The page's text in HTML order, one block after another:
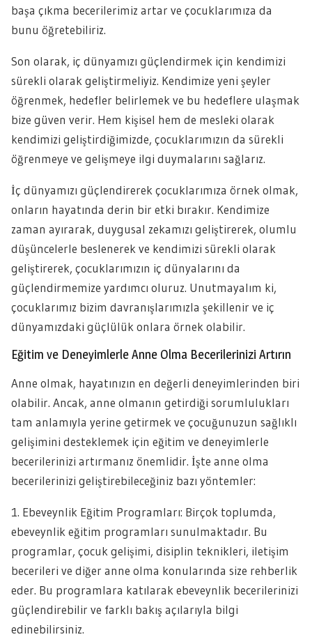
başa çıkma becerilerimiz artar ve çocuklarımıza da
bunu öğretebiliriz.
Son olarak, iç dünyamızı güçlendirmek için kendimizi
sürekli olarak geliştirmeliyiz. Kendimize yeni şeyler
öğrenmek, hedefler belirlemek ve bu hedeflere ulaşmak
bize güven verir. Hem kişisel hem de mesleki olarak
kendimizi geliştirdiğimizde, çocuklarımızın da sürekli
öğrenmeye ve gelişmeye ilgi duymalarını sağlarız.
İç dünyamızı güçlendirerek çocuklarımıza örnek olmak,
onların hayatında derin bir etki bırakır. Kendimize
zaman ayırarak, duygusal zekamızı geliştirerek, olumlu
düşüncelerle beslenerek ve kendimizi sürekli olarak
geliştirerek, çocuklarımızın iç dünyalarını da
güçlendirmemize yardımcı oluruz. Unutmayalım ki,
çocuklarımız bizim davranışlarımızla şekillenir ve iç
dünyamızdaki güçlülük onlara örnek olabilir.
Eğitim ve Deneyimlerle Anne Olma Becerilerinizi Artırın
Anne olmak, hayatınızın en değerli deneyimlerinden biri
olabilir. Ancak, anne olmanın getirdiği sorumlulukları
tam anlamıyla yerine getirmek ve çocuğunuzun sağlıklı
gelişimini desteklemek için eğitim ve deneyimlerle
becerilerinizi artırmanız önemlidir. İşte anne olma
becerilerinizi geliştirebileceğiniz bazı yöntemler:
1. Ebeveynlik Eğitim Programları: Birçok toplumda,
ebeveynlik eğitim programları sunulmaktadır. Bu
programlar, çocuk gelişimi, disiplin teknikleri, iletişim
becerileri ve diğer anne olma konularında size rehberlik
eder. Bu programlara katılarak ebeveynlik becerilerinizi
güçlendirebilir ve farklı bakış açılarıyla bilgi
edinebilirsiniz.